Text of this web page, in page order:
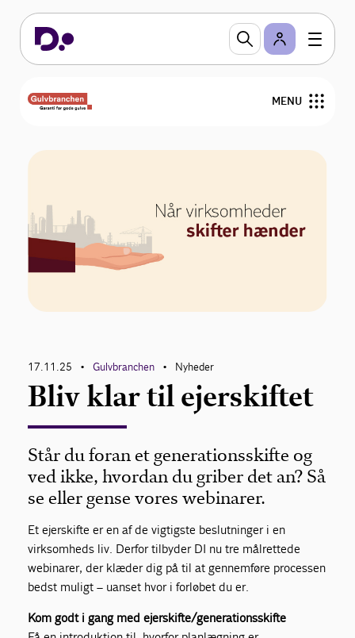
MENU
Nyheder
Gulvfakta
GVK
For medlemmer
Om Gulvbranchen
17.11.25 • Gulvbranchen • Nyheder
Bliv klar til ejerskiftet
Står du foran et generationsskifte og
ved ikke, hvordan du griber det an? Så
se eller gense vores webinarer.
Et ejerskifte er en af de vigtigste beslutninger i en
virksomheds liv. Derfor tilbyder DI nu tre målrettede
webinarer, der klæder dig på til at gennemføre processen
bedst muligt – uanset hvor i forløbet du er.
Kom godt i gang med ejerskifte/generationsskifte